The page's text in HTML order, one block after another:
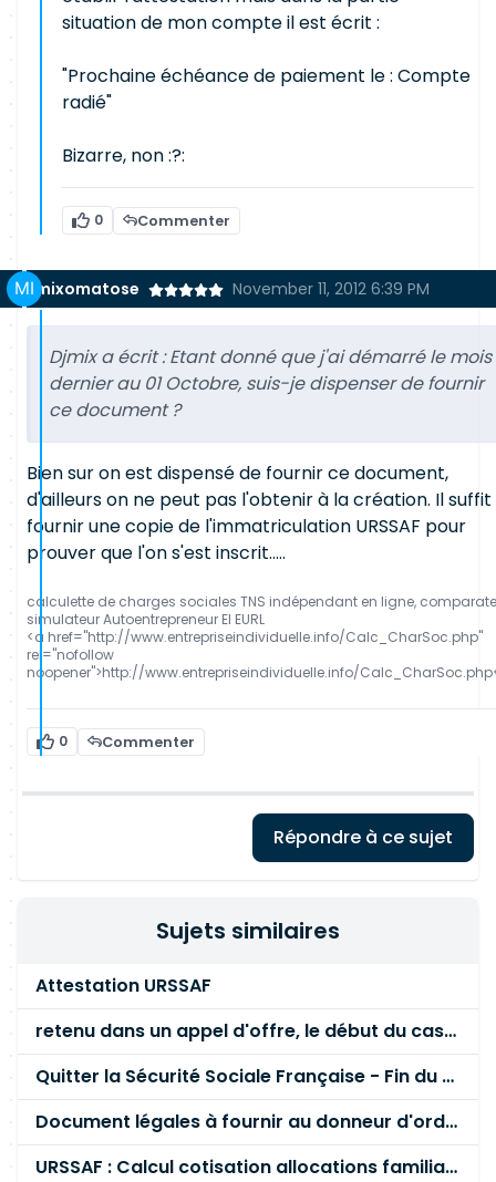
situation de mon compte il est écrit :
"Prochaine échéance de paiement le : Compte
radié"
Bizarre, non :?:
0 Commenter
mixomatose November 11, 2012 6:39 PM
Djmix a écrit :Etant donné que j'ai démarré le mois
dernier au 01 Octobre, suis-je dispenser de fournir
ce document ?
Bien sur on est dispensé de fournir ce document,
d'ailleurs on ne peut pas l'obtenir à la création. Il suffit
fournir une copie de l'immatriculation URSSAF pour
prouver que l'on s'est inscrit.....
calculette de charges sociales TNS indépendant en ligne,
simulateur Autoentrepreneur EI EURL
<a href="http://www.entrepriseindividuelle.info/Calc_CharSoc.php"
rel="nofollow
noopener">http://www.entrepriseindividuelle.info/
0 Commenter
Répondre à ce sujet
Sujets similaires
Attestation URSSAF
retenu dans un appel d'offre, le début du casse tête
Quitter la Sécurité Sociale Française - Fin du rève
Document légales à fournir au donneur d'ordre
URSSAF : Calcul cotisation allocations familiales : Arnaque?